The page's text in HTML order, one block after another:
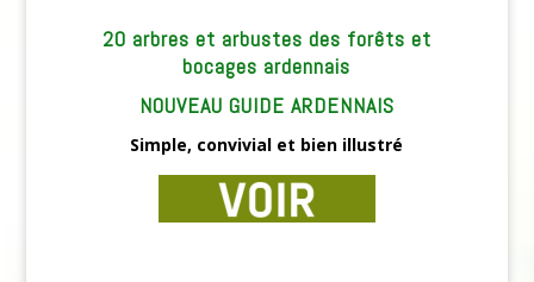
20 arbres et arbustes des forêts et
bocages ardennais
NOUVEAU GUIDE ARDENNAIS
Simple, convivial et bien illustré